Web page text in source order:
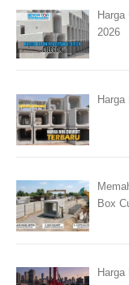
2026
Harga
Box